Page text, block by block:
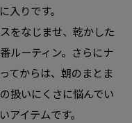
入りです。
をなじませ、乾かした
ルーティン。さらにナ
てからは、朝のまとま
扱いにくさに悩んでい
アイテムです。